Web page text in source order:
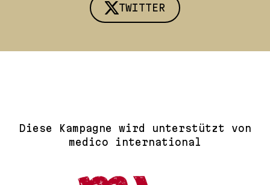
TWITTER
Diese Kampagne wird unterstützt von
medico international